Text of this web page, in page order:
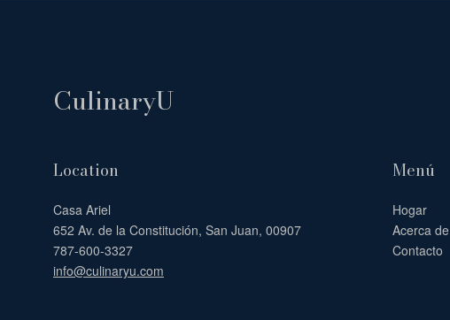
CulinaryU
Casa Ariel
652 Av. de la Constitución, San Juan, 00907
787-600-3327
info@culinaryu.com
Location
Hogar
Acerca de
Contacto
Menú